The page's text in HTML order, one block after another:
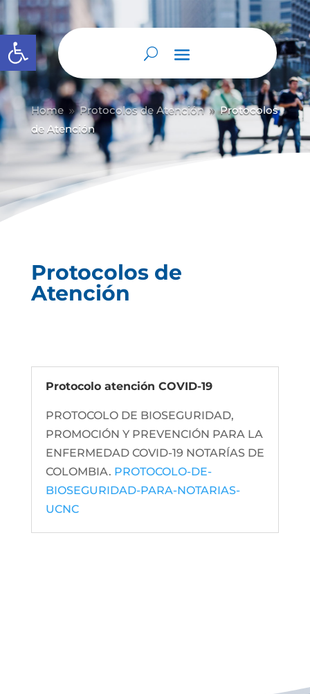
Abrir barra de herramientas
Home 9 Protocolos de Atención 9 Protocolos
de Atención
Protocolos de
Atención
Protocolo atención COVID-19
PROTOCOLO DE BIOSEGURIDAD,
PROMOCIÓN Y PREVENCIÓN PARA LA
ENFERMEDAD COVID-19 NOTARÍAS DE
COLOMBIA. PROTOCOLO-DE-
BIOSEGURIDAD-PARA-NOTARIAS-
UCNC